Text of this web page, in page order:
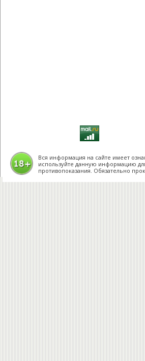
Вся информация на сайте имеет
используйте данную информацию
противопоказания. Обязательно